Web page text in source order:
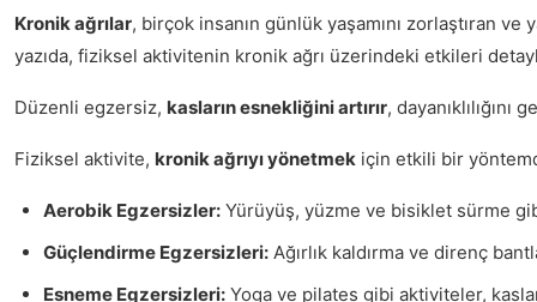
Kronik ağrılar, birçok insanın günlük yaşamını zorlaştıran
yazıda, fiziksel aktivitenin kronik ağrı üzerindeki etkileri
Düzenli egzersiz, kasların esnekliğini artırır,
Fiziksel aktivite, kronik ağrıyı yönetmek için etkili bir
Aerobik Egzersizler: Yürüyüş, yüzme ve bisiklet sürme
Güçlendirme Egzersizleri: Ağırlık kaldırma ve direnç
Esneme Egzersizleri: Yoga ve pilates gibi aktiviteler,